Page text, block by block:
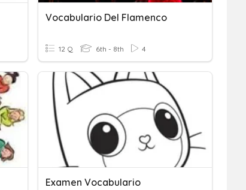
Vocabulario Del Flamenco
12 Q 6th - 8th 4
Examen Vocabulario